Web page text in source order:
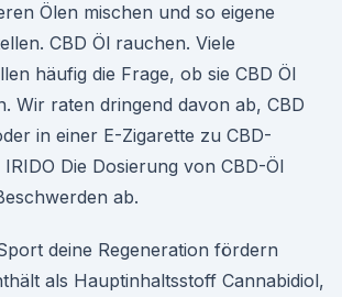
Ölen mischen und so eigene
CBD Öl rauchen. Viele
häufig die Frage, ob sie CBD Öl
Wir raten dringend davon ab, CBD
in einer E-Zigarette zu CBD-
Die Dosierung von CBD-Öl
ab.
deine Regeneration fördern
als Hauptinhaltsstoff Cannabidiol,